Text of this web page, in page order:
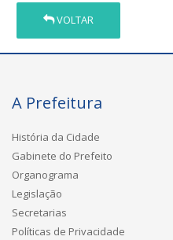
VOLTAR
A Prefeitura
História da Cidade
Gabinete do Prefeito
Organograma
Legislação
Secretarias
Políticas de Privacidade